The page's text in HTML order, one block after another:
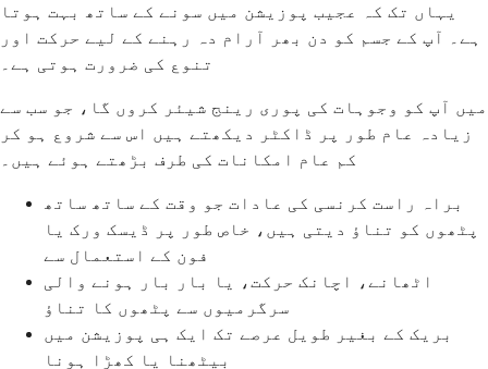
یہاں تک کہ عجیب پوزیشن میں سونے کے ساتھ بہت ہوتا
ہے۔ آپ کے جسم کو دن بھر آرام دہ رہنے کے لیے حرکت اور
تنوع کی ضرورت ہوتی ہے۔
میں آپ کو وجوہات کی پوری رینج شیئر کروں گا، جو سب سے
زیادہ عام طور پر ڈاکٹر دیکھتے ہیں اس سے شروع ہو کر
کم عام امکانات کی طرف بڑھتے ہوئے ہیں۔
براہ راست کرنسی کی عادات جو وقت کے ساتھ ساتھ
پٹھوں کو تناؤ دیتی ہیں، خاص طور پر ڈیسک ورک یا
فون کے استعمال سے
اٹھانے، اچانک حرکت، یا بار بار ہونے والی
سرگرمیوں سے پٹھوں کا تناؤ
بریک کے بغیر طویل عرصے تک ایک ہی پوزیشن میں
بیٹھنا یا کھڑا ہونا